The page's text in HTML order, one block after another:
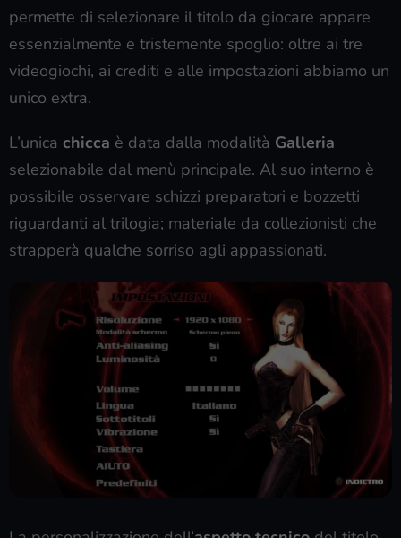
permette di selezionare il titolo da giocare appare
essenzialmente e tristemente spoglio: oltre ai tre
videogiochi, ai crediti e alle impostazioni abbiamo un
unico extra.
L’unica chicca è data dalla modalità Galleria
selezionabile dal menù principale. Al suo interno è
possibile osservare schizzi preparatori e bozzetti
riguardanti al trilogia; materiale da collezionisti che
strapperà qualche sorriso agli appassionati.